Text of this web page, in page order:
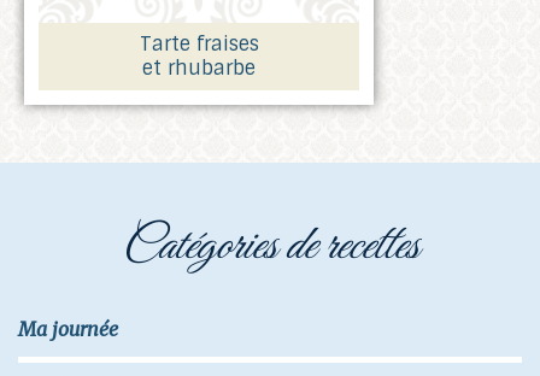
Tarte fraises
et rhubarbe
catégories de recettes
Ma journée